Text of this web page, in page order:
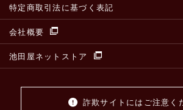
特定商取引法に基づく表記
会社概要
池田屋ネットストア
詐欺サイトにはご注意く